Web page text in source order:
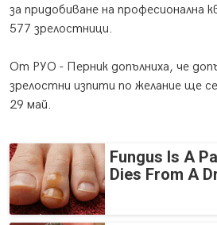
за придобиване на професионална
577 зрелостници.
От РУО - Перник допълниха, че
зрелостни изпити по желание ще
29 май.
Fungus Is A
Dies From A